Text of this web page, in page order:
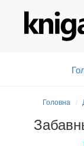
Головна